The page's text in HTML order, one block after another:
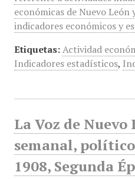
económicas de Nuevo León
indicadores económicos y
Etiquetas: Actividad
Indicadores estadísticos,
La Voz de
semanal,
1908, Segunda